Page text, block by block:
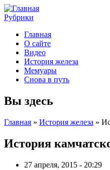
Рубрики
Главная
О сайте
Видео
История железа
Мемуары
Снова в путь
Вы здесь
Главная » История железа »
История
27 апреля, 2015 - 20:29